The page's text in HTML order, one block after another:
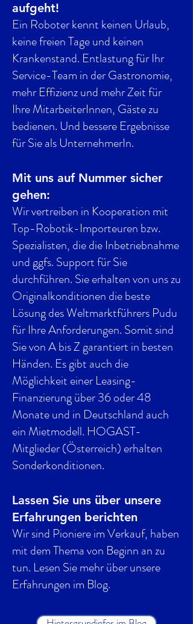
aufgeht!
Ein Roboter kennt keinen Urlaub,
keine freien Tage und keinen
Krankenstand. Entlastung für Ihr
Service-Team in der Gastronomie,
mehr Effizienz und mehr Zeit für
Ihre MitarbeiterInnen, Gäste zu
bedienen. Und bessere Ergebnisse
für Sie als UnternehmerIn.
Mit uns auf Nummer sicher
gehen:
Wir vertreiben in Kooperation mit
Top-Robotik-Importeuren bzw.
Spezialisten, die die Inbetriebnahme
und ggfs. Support für Sie
durchführen. Sie erhalten von uns zu
Originalkonditionen die beste
Lösung des Weltmarktführers Pudu
für Ihre Anforderungen. Somit sind
Sie von A bis Z garantiert in besten
Händen. Es gibt auch die
Möglichkeit einer Leasing-
Finanzierung über 36 oder 48
Monate und in Deutschland auch
ein Mietmodell. HOGAST-
Mitglieder (Österreich) erhalten
Sonderkonditionen.
Lassen Sie uns über unsere
Erfahrungen berichten
Wir sind Pioniere im Verkauf, haben
mit dem Thema von Beginn an zu
tun. Lesen Sie mehr über unsere
Erfahrungen im Blog.